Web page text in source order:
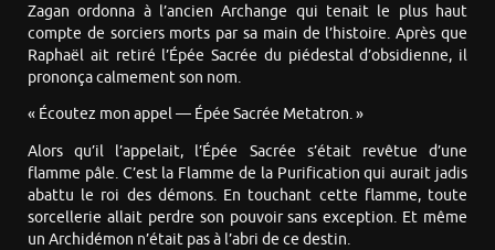
Zagan ordonna à l’ancien Archange qui tenait le plus haut
compte de sorciers morts par sa main de l’histoire. Après que
Raphaël ait retiré l’Épée Sacrée du piédestal d’obsidienne, il
prononça calmement son nom.
« Écoutez mon appel — Épée Sacrée Metatron. »
Alors qu’il l’appelait, l’Épée Sacrée s’était revêtue d’une
flamme pâle. C’est la Flamme de la Purification qui aurait jadis
abattu le roi des démons. En touchant cette flamme, toute
sorcellerie allait perdre son pouvoir sans exception. Et même
un Archidémon n’était pas à l’abri de ce destin.